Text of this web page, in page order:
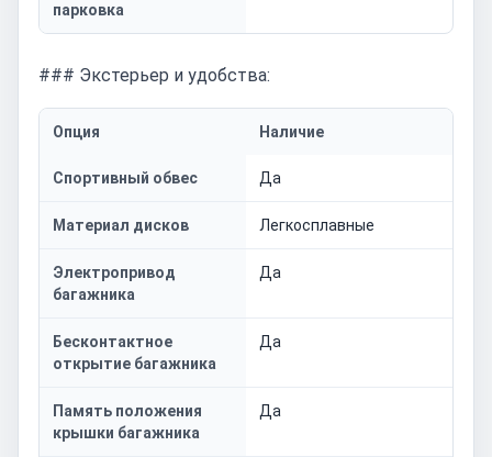
парковка
### Экстерьер и удобства:
Опция Наличие
Спортивный обвес Да
Материал дисков Легкосплавные
Электропривод
багажника
Да
Бесконтактное
открытие багажника
Да
Память положения
крышки багажника
Да